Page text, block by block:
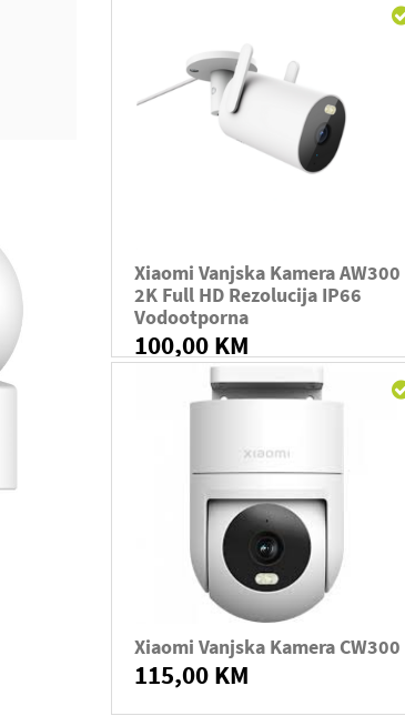
Xiaomi Vanjska Kamera AW300
2K Full HD Rezolucija IP66
Vodootporna
100,00 KM
Xiaomi Vanjska Kamera CW300
115,00 KM